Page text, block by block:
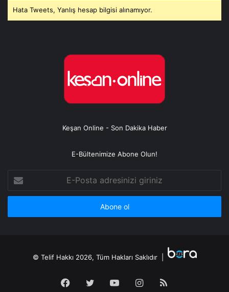
Hata Tweets, Yanlış hesap bilgisi alınamıyor.
Keşan Online - Son Dakika Haber
E-Bültenimize Abone Olun!
Posta
adresinizi
© Telif Hakkı 2026, Tüm Hakları Saklıdır |
Facebook
TwitterYouTubeInstagram
RSS